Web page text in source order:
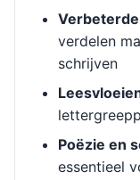
verdelen
schrijven
Poëzie en
essentieel